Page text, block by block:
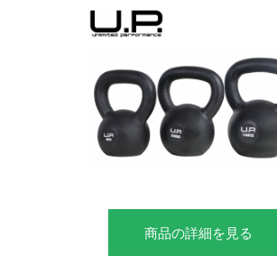
商品の詳細を見る